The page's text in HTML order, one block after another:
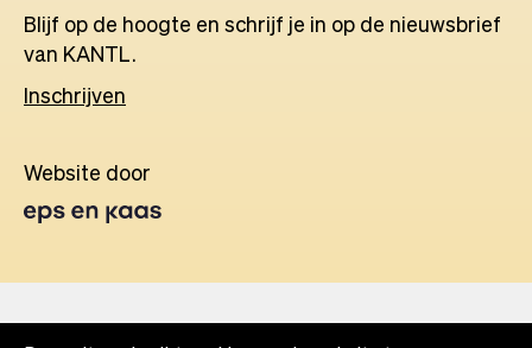
Blijf op de hoogte en schrijf je in op de nieuwsbrief
van KANTL.
Inschrijven
Website door
in
tab